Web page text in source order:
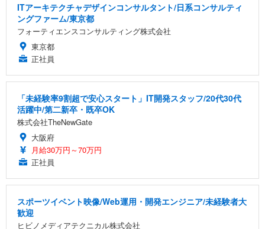
ITアーキテクチャデザインコンサルタント/日系コンサルティ
ングファーム/東京都
フォーティエンスコンサルティング株式会社
東京都
正社員
「未経験率9割超で安心スタート」IT開発スタッフ/20代30代
活躍中/第二新卒・既卒OK
株式会社TheNewGate
大阪府
月給30万円～70万円
正社員
スポーツイベント映像/Web運用・開発エンジニア/未経験者大
歓迎
ヒビノメディアテクニカル株式会社